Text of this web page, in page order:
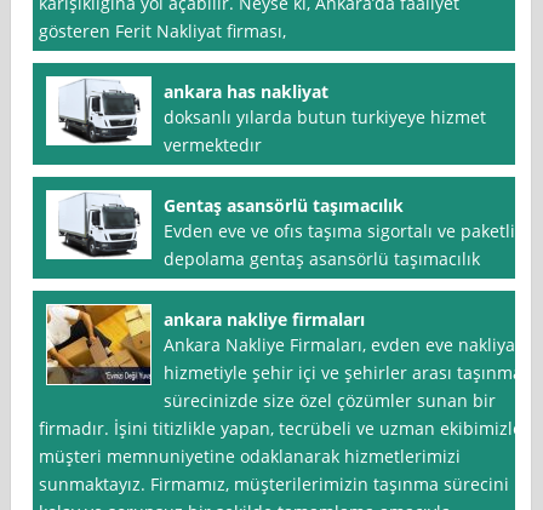
gösteren Ferit Nakliyat firması,
ankara has nakliyat
doksanlı yılarda butun turkiyeye hizmet
vermektedır
Gentaş asansörlü taşımacılık
Evden eve ve ofıs taşıma sigortalı ve paketli
depolama gentaş asansörlü taşımacılık
ankara nakliye firmaları
Ankara Nakliye Firmaları, evden eve nakliyat
hizmetiyle şehir içi ve şehirler arası taşınma
sürecinizde size özel çözümler sunan bir
firmadır. İşini titizlikle yapan, tecrübeli ve uzman ekibimizle
müşteri memnuniyetine odaklanarak hizmetlerimizi
sunmaktayız. Firmamız, müşterilerimizin taşınma sürecini